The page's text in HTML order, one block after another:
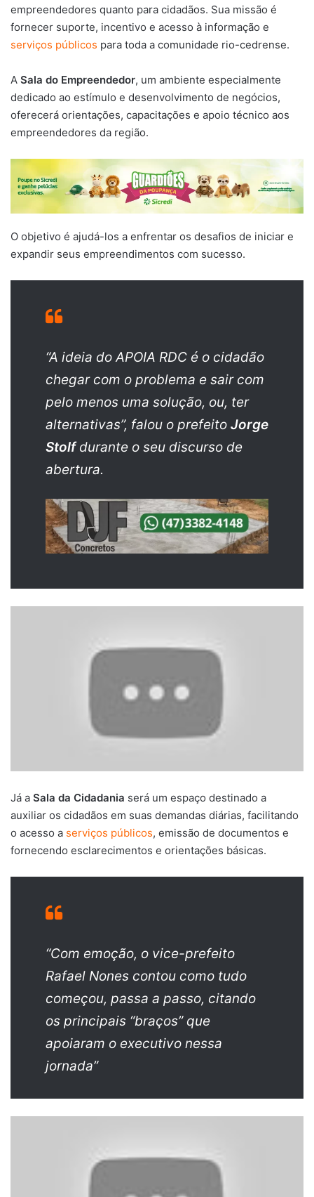
empreendedores quanto para cidadãos. Sua missão é
fornecer suporte, incentivo e acesso à informação e
serviços públicos para toda a comunidade rio-cedrense.
A Sala do Empreendedor, um ambiente especialmente
dedicado ao estímulo e desenvolvimento de negócios,
oferecerá orientações, capacitações e apoio técnico aos
empreendedores da região.
O objetivo é ajudá-los a enfrentar os desafios de iniciar e
expandir seus empreendimentos com sucesso.
“A ideia do APOIA RDC é o cidadão
chegar com o problema e sair com
pelo menos uma solução, ou, ter
alternativas”, falou o prefeito Jorge
Stolfdurante o seu discurso de
abertura.
Já a Sala da Cidadania será um espaço destinado a
auxiliar os cidadãos em suas demandas diárias, facilitando
o acesso a serviços públicos, emissão de documentos e
fornecendo esclarecimentos e orientações básicas.
“Com emoção, o vice-prefeito
Rafael Nones contou como tudo
começou, passa a passo, citando
os principais “braços” que
apoiaram o executivo nessa
jornada”